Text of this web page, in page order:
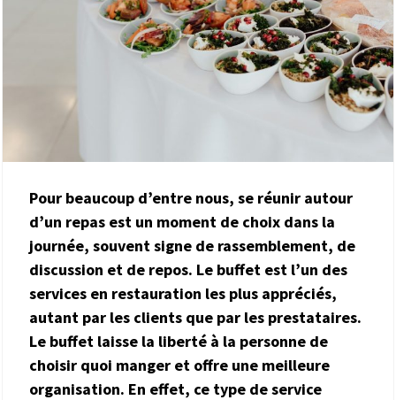
Pour beaucoup d’entre nous, se réunir autour
d’un repas est un moment de choix dans la
journée, souvent signe de rassemblement, de
discussion et de repos. Le buffet est l’un des
services en restauration les plus appréciés,
autant par les clients que par les prestataires.
Le buffet laisse la liberté à la personne de
choisir quoi manger et offre une meilleure
organisation. En effet, ce type de service